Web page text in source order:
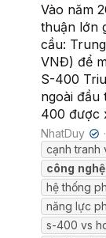
Vào năm
thuận lớn
cầu:
VNĐ) để
S-400
ngoài đầu
400 được
NhatDuy ✔
cạnh tranh
công nghệ
hệ thống
năng lực
s-400 vs